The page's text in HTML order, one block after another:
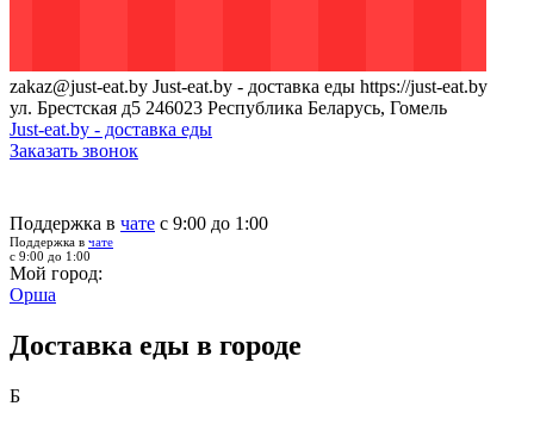
zakaz@just-eat.by Just-eat.by - доставка еды https://just-eat.by
ул. Брестская д5 246023 Республика Беларусь, Гомель
Just-eat.by - доставка еды
Заказать звонок
Поддержка в чате с 9:00 до 1:00
Поддержка в чате
с 9:00 до 1:00
Мой город:
Орша
Доставка еды в городе
Б